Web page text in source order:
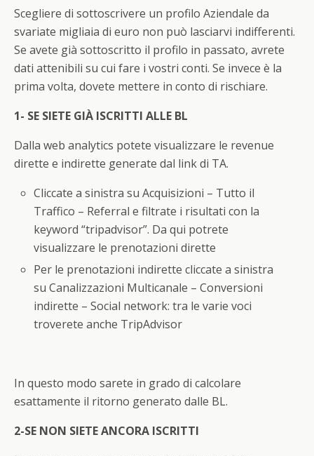
Scegliere di sottoscrivere un profilo Aziendale da
svariate migliaia di euro non può lasciarvi indifferenti.
Se avete già sottoscritto il profilo in passato, avrete
dati attenibili su cui fare i vostri conti. Se invece è la
prima volta, dovete mettere in conto di rischiare.
1- SE SIETE GIÀ ISCRITTI ALLE BL
Dalla web analytics potete visualizzare le revenue
dirette e indirette generate dal link di TA.
Cliccate a sinistra su Acquisizioni – Tutto il
Traffico – Referral e filtrate i risultati con la
keyword “tripadvisor”. Da qui potrete
visualizzare le prenotazioni dirette
Per le prenotazioni indirette cliccate a sinistra
su Canalizzazioni Multicanale – Conversioni
indirette – Social network: tra le varie voci
troverete anche TripAdvisor
In questo modo sarete in grado di calcolare
esattamente il ritorno generato dalle BL.
2-SE NON SIETE ANCORA ISCRITTI